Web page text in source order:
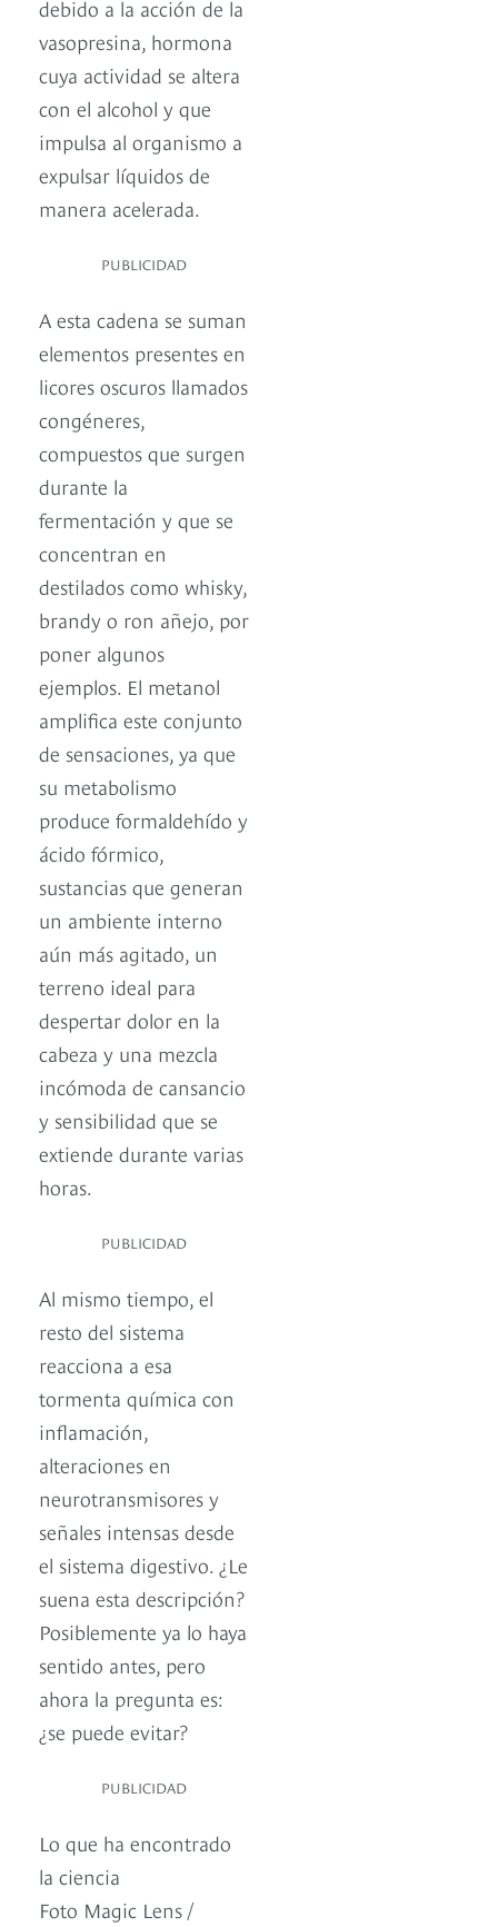
debido a la acción de la
vasopresina, hormona
cuya actividad se altera
con el alcohol y que
impulsa al organismo a
expulsar líquidos de
manera acelerada.
PUBLICIDAD
A esta cadena se suman
elementos presentes en
licores oscuros llamados
congéneres,
compuestos que surgen
durante la
fermentación y que se
concentran en
destilados como whisky,
brandy o ron añejo, por
poner algunos
ejemplos. El metanol
amplifica este conjunto
de sensaciones, ya que
su metabolismo
produce formaldehído y
ácido fórmico,
sustancias que generan
un ambiente interno
aún más agitado, un
terreno ideal para
despertar dolor en la
cabeza y una mezcla
incómoda de cansancio
y sensibilidad que se
extiende durante varias
horas.
PUBLICIDAD
Al mismo tiempo, el
resto del sistema
reacciona a esa
tormenta química con
inflamación,
alteraciones en
neurotransmisores y
señales intensas desde
el sistema digestivo. ¿Le
suena esta descripción?
Posiblemente ya lo haya
sentido antes, pero
ahora la pregunta es:
¿se puede evitar?
PUBLICIDAD
Lo que ha encontrado
la ciencia
Foto Magic Lens /